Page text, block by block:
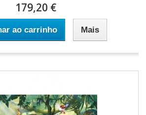
179,20 €
ao carrinho Mais